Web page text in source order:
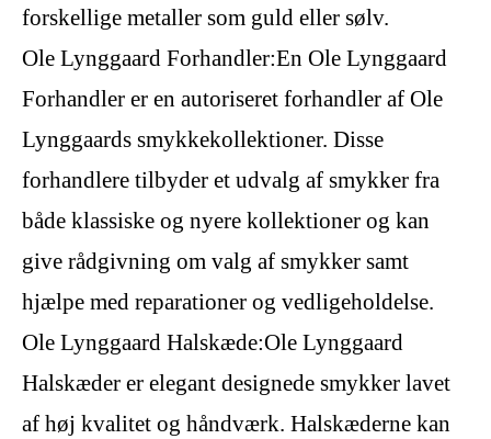
forskellige metaller som guld eller sølv.
Ole Lynggaard Forhandler:En Ole Lynggaard
Forhandler er en autoriseret forhandler af Ole
Lynggaards smykkekollektioner. Disse
forhandlere tilbyder et udvalg af smykker fra
både klassiske og nyere kollektioner og kan
give rådgivning om valg af smykker samt
hjælpe med reparationer og vedligeholdelse.
Ole Lynggaard Halskæde:Ole Lynggaard
Halskæder er elegant designede smykker lavet
af høj kvalitet og håndværk. Halskæderne kan